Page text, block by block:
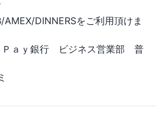
DINNERSをご利用頂けま
Ｐａｙ銀行 ビジネス営業部 普